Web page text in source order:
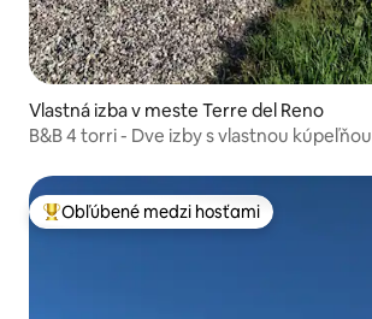
Vlastná izba v meste Terre del Reno
B&B 4 torri - Dve izby s vlastnou kúpeľňou
Najobľúbenejšie medzi hosťami
Obľúbené medzi hosťami